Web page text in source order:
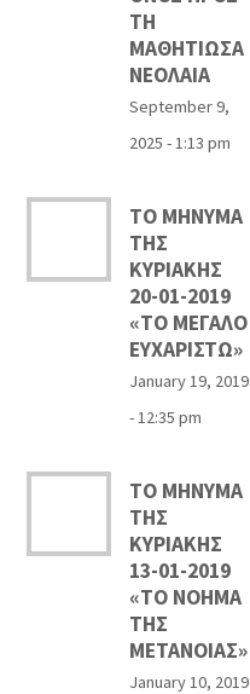
ΤΗ
ΜΑΘΗΤΙΩΣΑ
ΝΕΟΛΑΙΑ
September 9,
2025 - 1:13 pm
ΤΟ ΜΗΝΥΜΑ
ΤΗΣ
ΚΥΡΙΑΚΗΣ
20-01-2019
«ΤΟ ΜΕΓΑΛΟ
ΕΥΧΑΡΙΣΤΩ»
January 19, 2019
- 12:35 pm
ΤΟ ΜΗΝΥΜΑ
ΤΗΣ
ΚΥΡΙΑΚΗΣ
13-01-2019
«ΤΟ ΝΟΗΜΑ
ΤΗΣ
ΜΕΤΑΝΟΙΑΣ»
January 10, 2019